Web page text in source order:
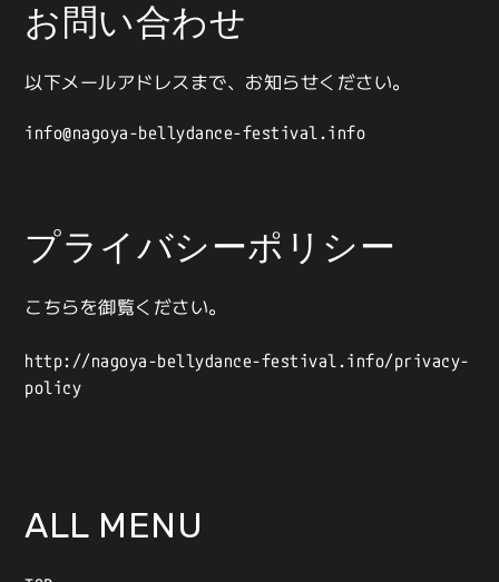
お問い合わせ
以下メールアドレスまで、お知らせください。
info@nagoya-bellydance-festival.info
プライバシーポリシー
こちらを御覧ください。
http://nagoya-bellydance-festival.info/privacy-
policy
ALL MENU